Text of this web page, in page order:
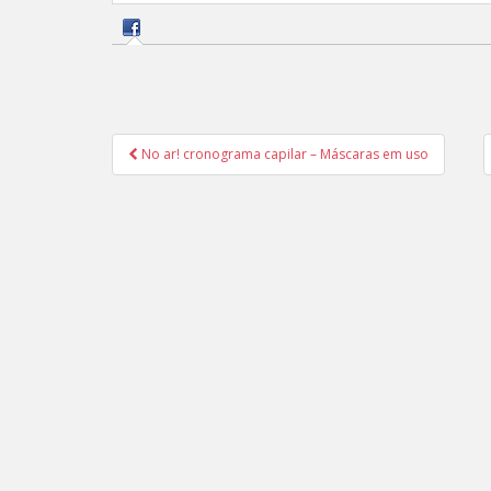
Navegação
de
No ar! cronograma capilar – Máscaras em uso